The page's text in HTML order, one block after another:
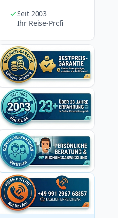
Seit 2003
Ihr Reise-Profi